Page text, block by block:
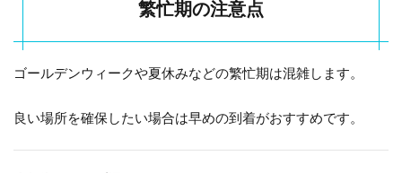
繁忙期の注意点
ゴールデンウィークや夏休みなどの繁忙期は混雑します。
良い場所を確保したい場合は早めの到着がおすすめです。